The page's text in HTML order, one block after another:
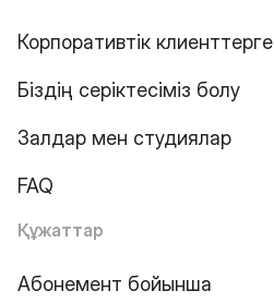
Корпоративтік клиенттерге
Біздің серіктесіміз болу
Залдар мен студиялар
FAQ
Құжаттар
Абонемент бойынша